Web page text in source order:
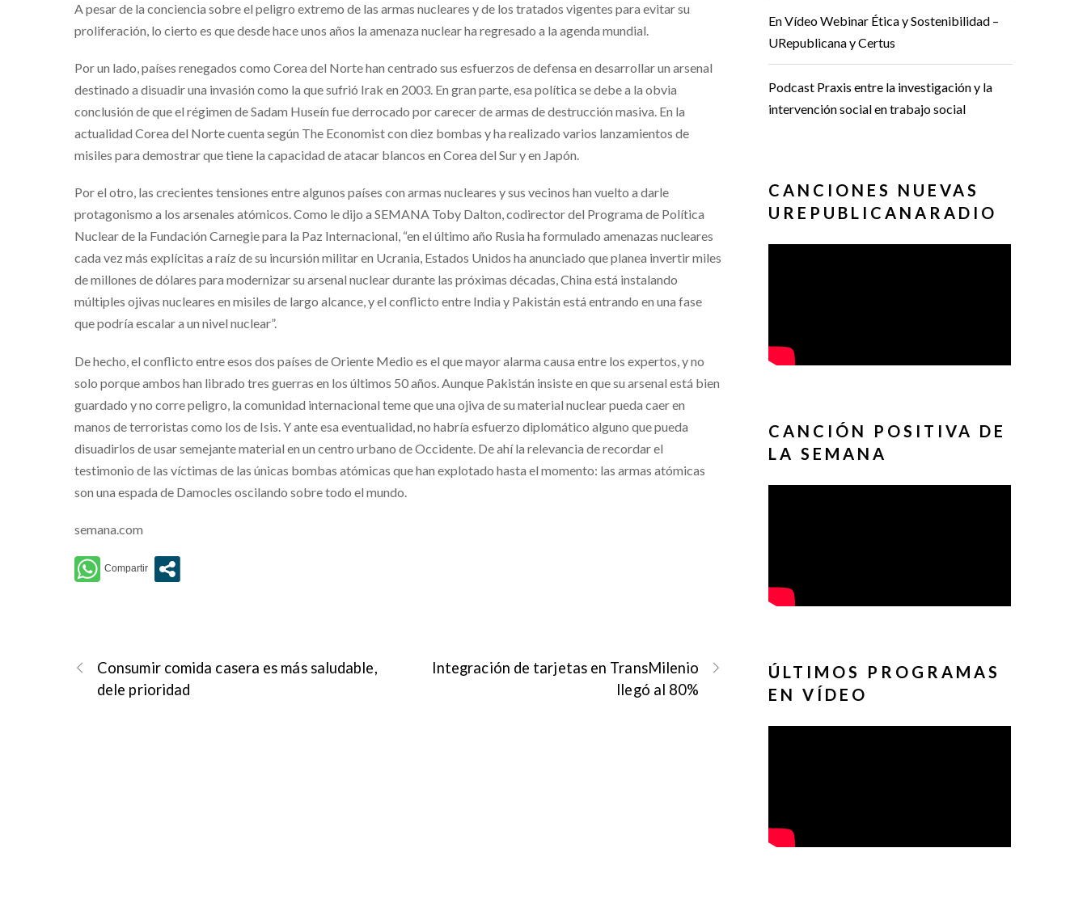
A pesar de la conciencia sobre el peligro extremo de las armas nucleares y de los tratados vigentes para evitar su
proliferación, lo cierto es que desde hace unos años la amenaza nuclear ha regresado a la agenda mundial.
Por un lado, países renegados como Corea del Norte han centrado sus esfuerzos de defensa en desarrollar un arsenal
destinado a disuadir una invasión como la que sufrió Irak en 2003. En gran parte, esa política se debe a la obvia
conclusión de que el régimen de Sadam Huseín fue derrocado por carecer de armas de destrucción masiva. En la
actualidad Corea del Norte cuenta según The Economist con diez bombas y ha realizado varios lanzamientos de
misiles para demostrar que tiene la capacidad de atacar blancos en Corea del Sur y en Japón.
Por el otro, las crecientes tensiones entre algunos países con armas nucleares y sus vecinos han vuelto a darle
protagonismo a los arsenales atómicos. Como le dijo a SEMANA Toby Dalton, codirector del Programa de Política
Nuclear de la Fundación Carnegie para la Paz Internacional, “en el último año Rusia ha formulado amenazas nucleares
cada vez más explícitas a raíz de su incursión militar en Ucrania, Estados Unidos ha anunciado que planea invertir miles
de millones de dólares para modernizar su arsenal nuclear durante las próximas décadas, China está instalando
múltiples ojivas nucleares en misiles de largo alcance, y el conflicto entre India y Pakistán está entrando en una fase
que podría escalar a un nivel nuclear”.
De hecho, el conflicto entre esos dos países de Oriente Medio es el que mayor alarma causa entre los expertos, y no
solo porque ambos han librado tres guerras en los últimos 50 años. Aunque Pakistán insiste en que su arsenal está bien
guardado y no corre peligro, la comunidad internacional teme que una ojiva de su material nuclear pueda caer en
manos de terroristas como los de Isis. Y ante esa eventualidad, no habría esfuerzo diplomático alguno que pueda
disuadirlos de usar semejante material en un centro urbano de Occidente. De ahí la relevancia de recordar el
testimonio de las víctimas de las únicas bombas atómicas que han explotado hasta el momento: las armas atómicas
son una espada de Damocles oscilando sobre todo el mundo.
semana.com
Consumir comida casera es más saludable,
dele prioridad
Integración de tarjetas en TransMilenio
llegó al 80%
En Vídeo Webinar Ética y Sostenibilidad –
URepublicana y Certus
Podcast Praxis entre la investigación y la
intervención social en trabajo social
CANCIONES NUEVAS
UREPUBLICANARADIO
CANCIÓN POSITIVA DE
LA SEMANA
ÚLTIMOS PROGRAMAS
EN VÍDEO